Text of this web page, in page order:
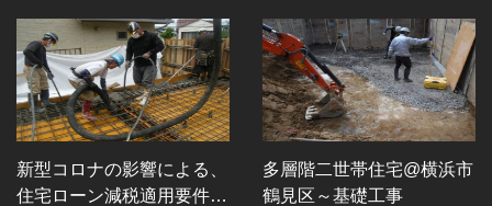
新型コロナの影響による、
住宅ローン減税適用要件の
多層階二世帯住宅@横浜市
鶴見区～基礎工事